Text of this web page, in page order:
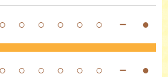
○ ○ ○ ○ ○ ○ － ●
○ ○ ○ ○ ○ ○ － ●